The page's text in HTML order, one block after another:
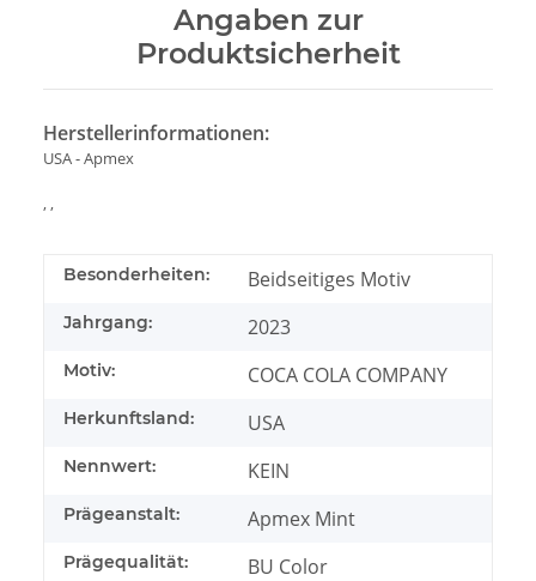
Angaben zur
Produktsicherheit
Herstellerinformationen:
USA - Apmex
, ,
Besonderheiten: Beidseitiges Motiv
Jahrgang: 2023
Motiv: COCA COLA COMPANY
Herkunftsland: USA
Nennwert: KEIN
Prägeanstalt: Apmex Mint
Prägequalität: BU Color